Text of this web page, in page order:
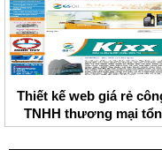
Thiết kế web giá rẻ
TNHH thương mại
hợp Bảo Long